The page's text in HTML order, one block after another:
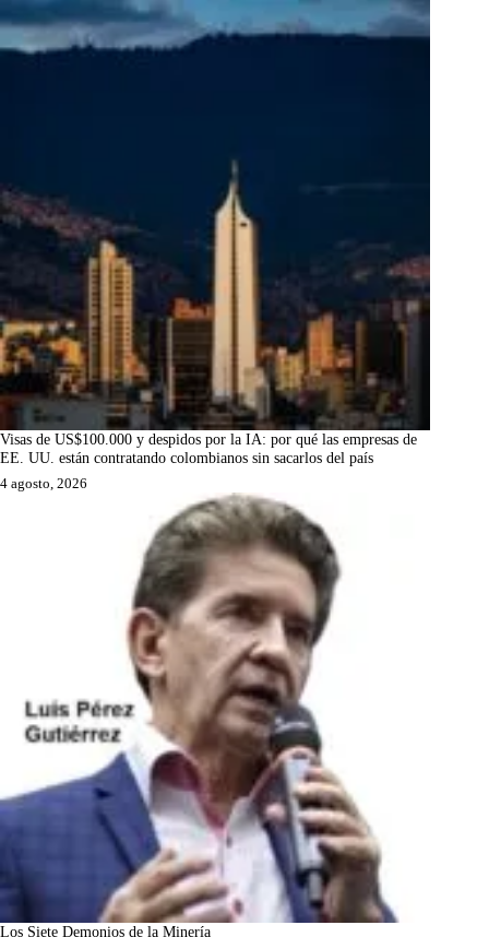
Visas de US$100.000 y despidos por la IA: por qué las empresas de
EE. UU. están contratando colombianos sin sacarlos del país
4 agosto, 2026
Los Siete Demonios de la Minería